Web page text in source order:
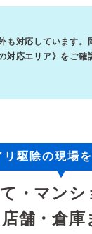
も対応しています。
対応エリア》をご確
リ駆除の現場
・マンシ
店舗・倉庫